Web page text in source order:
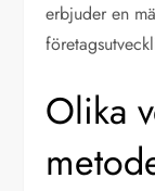
erbjuder en
Olika